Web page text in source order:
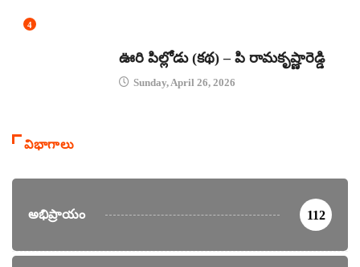
4
ఊరి పిల్లోడు (కథ) – పి రామకృష్ణారెడ్డి
Sunday, April 26, 2026
విభాగాలు
అభిప్రాయం 112